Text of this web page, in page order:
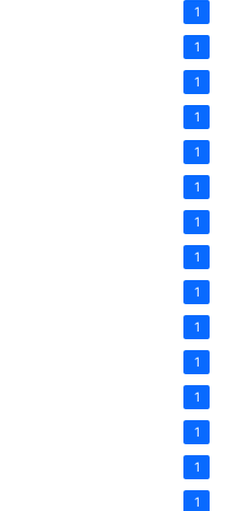
1
1
1
1
1
1
1
1
1
1
1
1
1
1
1